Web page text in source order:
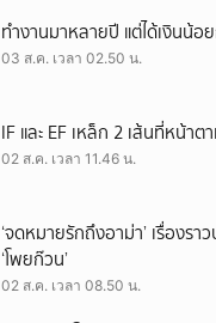
ทำงานมาหลายปี แต่ได้เงินน้อ
03 ส.ค. เวลา 02.50 น.
IF และ EF เหล็ก 2 เส้นที่หน้า
02 ส.ค. เวลา 11.46 น.
‘จดหมายรักถึงอาม่า’ เรื่องร
‘โพยก๊วน’
02 ส.ค. เวลา 08.50 น.